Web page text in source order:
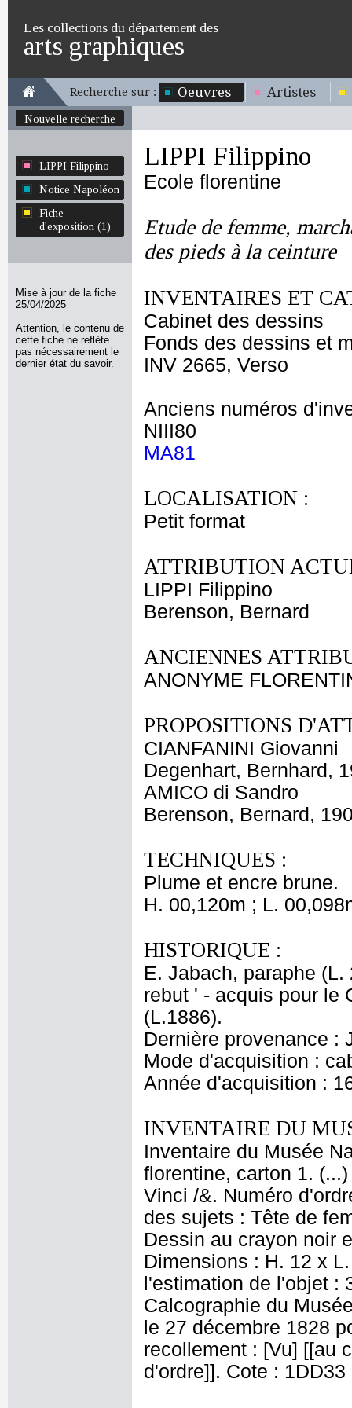
Les collections du département des
arts graphiques
Recherche sur : Oeuvres Artistes
Nouvelle recherche
LIPPI Filippino
Notice Napoléon
Fiche
d'exposition (1)
Mise à jour de la fiche
25/04/2025
Attention, le contenu de
cette fiche ne reflète
pas nécessairement le
dernier état du savoir.
LIPPI Filippino
Ecole florentine
Etude de femme,
des pieds à la ceinture
INVENTAIRES ET
Cabinet des dessins
Fonds des dessins et
INV 2665, Verso
Anciens numéros
NIII80
MA81
LOCALISATION :
Petit format
ATTRIBUTION
LIPPI Filippino
Berenson, Bernard
ANCIENNES
ANONYME
PROPOSITIONS
CIANFANINI Giovanni
Degenhart, Bernhard,
AMICO di Sandro
Berenson, Bernard,
TECHNIQUES :
Plume et encre brune.
H. 00,120m ; L.
HISTORIQUE :
E. Jabach, paraphe
rebut ' - acquis pour le
(L.1886).
Dernière provenance :
Mode d'acquisition :
Année d'acquisition :
INVENTAIRE DU
Inventaire du Musée
florentine, carton 1.
Vinci /&. Numéro
des sujets : Tête de
Dessin au crayon noir
Dimensions : H. 12 x
l'estimation de l'objet :
Calcographie du
le 27 décembre 1828
recollement : [Vu] [[au
d'ordre]]. Cote : 1DD33